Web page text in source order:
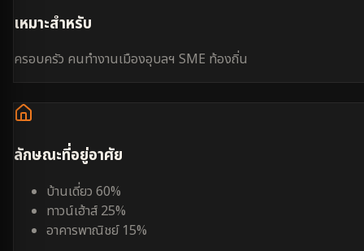
เหมาะสำหรับ
ครอบครัว คนทำงานเมืองอุบลฯ SME ท้องถิ่น
ลักษณะที่อยู่อาศัย
บ้านเดี่ยว 60%
ทาวน์เฮ้าส์ 25%
อาคารพาณิชย์ 15%